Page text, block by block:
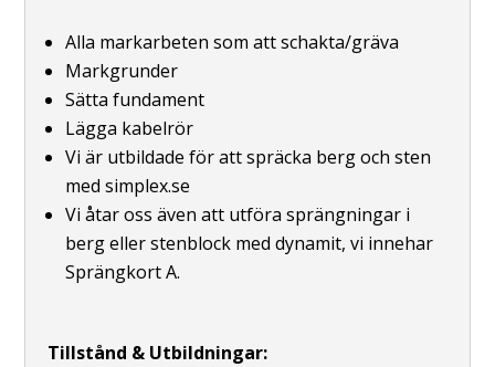
Alla markarbeten som att schakta/gräva
Markgrunder
Sätta fundament
Lägga kabelrör
Vi är utbildade för att spräcka berg och sten
med simplex.se
Vi åtar oss även att utföra sprängningar i
berg eller stenblock med dynamit, vi innehar
Sprängkort A.
Tillstånd & Utbildningar: